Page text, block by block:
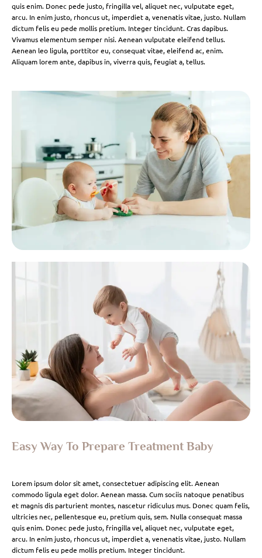
quis enim. Donec pede justo, fringilla vel, aliquet nec, vulputate eget,
arcu. In enim justo, rhoncus ut, imperdiet a, venenatis vitae, justo. Nullam
dictum felis eu pede mollis pretium. Integer tincidunt. Cras dapibus.
Vivamus elementum semper nisi. Aenean vulputate eleifend tellus.
Aenean leo ligula, porttitor eu, consequat vitae, eleifend ac, enim.
Aliquam lorem ante, dapibus in, viverra quis, feugiat a, tellus.
Easy Way To Prepare Treatment Baby
Lorem ipsum dolor sit amet, consectetuer adipiscing elit. Aenean
commodo ligula eget dolor. Aenean massa. Cum sociis natoque penatibus
et magnis dis parturient montes, nascetur ridiculus mus. Donec quam felis,
ultricies nec, pellentesque eu, pretium quis, sem. Nulla consequat massa
quis enim. Donec pede justo, fringilla vel, aliquet nec, vulputate eget,
arcu. In enim justo, rhoncus ut, imperdiet a, venenatis vitae, justo. Nullam
dictum felis eu pede mollis pretium. Integer tincidunt.